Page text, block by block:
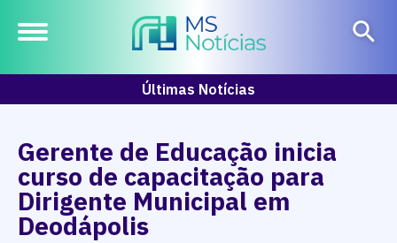
Últimas Notícias
Gerente de Educação inicia
curso de capacitação para
Dirigente Municipal em
Deodápolis